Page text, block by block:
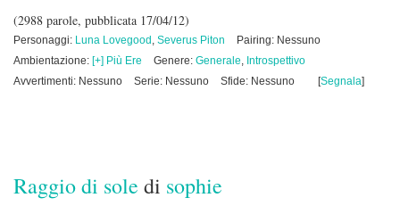
(2988 parole, pubblicata 17/04/12)
Personaggi: Luna Lovegood , Severus Piton
Pairing: Nessuno
Ambientazione: [+] Più Ere Genere: Generale, Introspettivo
Avvertimenti: Nessuno
Serie: Nessuno Sfide: Nessuno [Segnala]
Raggio di sole di sophie